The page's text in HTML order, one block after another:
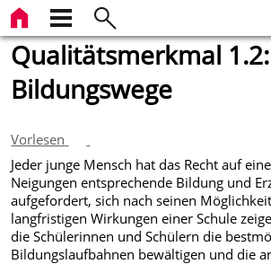
Qualitätsmerkmal 1.2:
Bildungswege
Vorlesen
Jeder junge Mensch hat das Recht auf
Neigungen entsprechende Bildung und
aufgefordert, sich nach seinen
langfristigen Wirkungen einer Schule
die Schülerinnen und Schülern die
Bildungslaufbahnen bewältigen und die